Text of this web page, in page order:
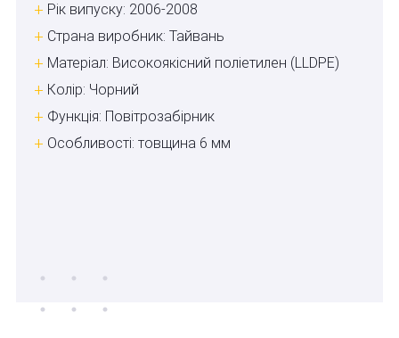
Рік випуску: 2006-2008
Страна виробник: Тайвань
Матеріал: Високоякісний поліетилен (LLDPE)
Колір: Чорний
Функція: Повітрозабірник
Особливості: товщина 6 мм